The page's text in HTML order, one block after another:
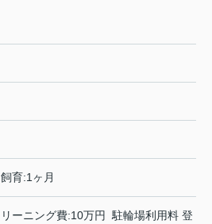
育:1ヶ月
ーニング費:10万円 駐輪場利用料 登